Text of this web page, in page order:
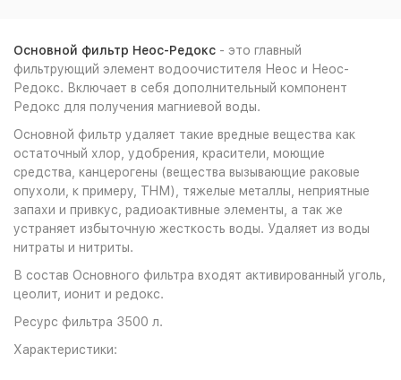
Основной фильтр Неос-Редокс - это главный
фильтрующий элемент водоочистителя Неос и Неос-
Редокс. Включает в себя дополнительный компонент
Редокс для получения магниевой воды.
Основной фильтр удаляет такие вредные вещества как
остаточный хлор, удобрения, красители, моющие
средства, канцерогены (вещества вызывающие раковые
опухоли, к примеру, ТHМ), тяжелые металлы, неприятные
запахи и привкус, радиоактивные элементы, а так же
устраняет избыточную жесткость воды. Удаляет из воды
нитраты и нитриты.
В состав Oсновного фильтра входят активированный уголь,
цеолит, ионит и редокс.
Ресурс фильтра 3500 л.
Характеристики: